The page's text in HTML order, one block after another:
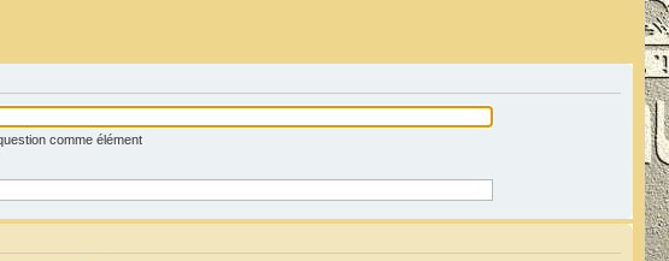
comme élément